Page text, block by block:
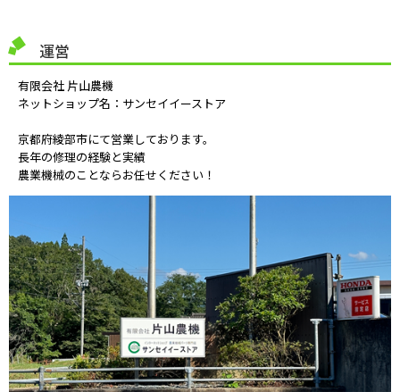
運営
有限会社 片山農機
ネットショップ名：サンセイイーストア
京都府綾部市にて営業しております。
長年の修理の経験と実績
農業機械のことならお任せください！